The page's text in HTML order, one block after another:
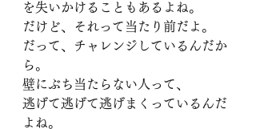
を失いかけることもあるよね。
だけど、それって当たり前だよ。
だって、チャレンジしているんだか
ら。
壁にぶち当たらない人って、
逃げて逃げて逃げまくっているんだ
よね。